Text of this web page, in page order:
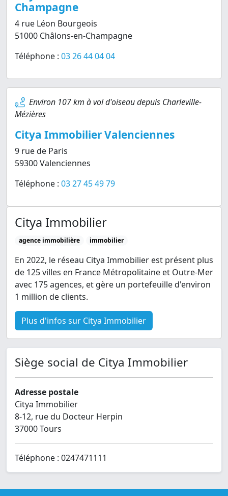
Champagne
4 rue Léon Bourgeois
51000 Châlons-en-Champagne
Téléphone : 03 26 44 04 04
Environ 107 km à vol d'oiseau depuis Charleville-
Mézières
Citya Immobilier Valenciennes
9 rue de Paris
59300 Valenciennes
Téléphone : 03 27 45 49 79
Citya Immobilier
agence immobilière immobilier
En 2022, le réseau Citya Immobilier est présent plus
de 125 villes en France Métropolitaine et Outre-Mer
avec 175 agences, et gère un portefeuille d'environ
1 million de clients.
Plus d'infos sur Citya Immobilier
Siège social de Citya Immobilier
Adresse postale
Citya Immobilier
8-12, rue du Docteur Herpin
37000 Tours
Téléphone : 0247471111